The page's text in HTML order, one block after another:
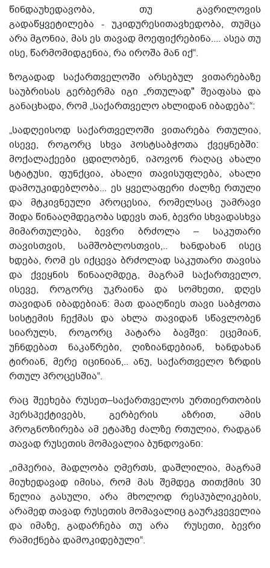
წინდაუხედავობა, თუ გავრილოვის
გადაწყვეტილება - უკიდურესითავხედობა, თუმცა
არა მგონია, მას ეს თავად მოეფიქრებინა.... ასეა თუ
ისე, წარმომიდგენია, რა იროშა მან იქ“.
ზოგადად საქართველოში არსებულ ვითარებაზე
საუბრისას გერბერმა იგი „რთულად" შეაფასა და
განაცხადა, რომ „საქართველო ახლიდან იბადება“:
„სადღეისოდ საქართველოში ვითარება რთულია,
ისევე, როგორც სხვა პოსტსაბჭოთა ქვეყნებში:
მოქალაქეები ცდილობენ, იპოვონ რაღაც ახალი
სტატუსი, ფუნქცია, ახალი თავისუფლება, ახალი
დამოუკიდებლობა... ეს ყველაფერი ძალზე რთული
და მტკივნეული პროცესია, რომელსაც უამრავი
შიდა წინააღმდეგობა სდევს თან, ბევრი სხვადასხვა
მიმართულება, ბევრი ბრძოლა – საკუთარი
თავისთვის, სამშობლოსთვის,.. ხანდახან ისეც
ხდება, რომ ეს იქცევა ბრძოლად საკუთარი თავისა
და ქვეყნის წინააღმდეგ, მაგრამ საქართველო,
ისევე, როგორც უკრაინა და სომხეთი, დღეს
თავიდან იბადებიან: მათ დააღწიეს თავი საბჭოთა
სისტემის ჩექმას და ახლა თავიდან სწავლობენ
სიარულს, როგორც პატარა ბავშვი: ეცემიან,
უჩნდებათ ნაკაწრები, ღიზიანდებიან, ხანდახან
ტირიან, მერე იცინიან,.. ანუ, საქართველო ზრდის
რთულ პროცესშია“.
რაც შეეხება რუსეთ–საქართველოს ურთიერთობის
პერსპექტივებს, გერბერის აზრით, ამის
პროგნოზირება ამ ეტაპზე ძალზე რთულია, რადგან
თავად რუსეთის მომავალია ბუნდოვანი:
„იმპერია, მადლობა ღმერთს, დაშლილია, მაგრამ
მიუხედავად იმისა, რომ მას შემდეგ თითქმის 30
წელია გასული, არა მხოლოდ რესპუბლიკების,
არამედ თავად რუსეთის მომავალიც გაურკვეველია
და იმაზე, გადარჩება თუ არა რუსეთი, ბევრი
რამიქნება დამოკიდებული“.